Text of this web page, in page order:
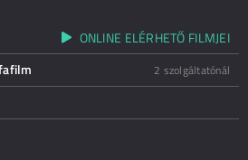
ONLINE ELÉRHETŐ FILMJEI
2 szolgáltatónál